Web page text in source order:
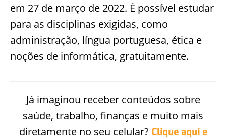
em 27 de março de 2022. É possível estudar
para as disciplinas exigidas, como
administração, língua portuguesa, ética e
noções de informática, gratuitamente.
Já imaginou receber conteúdos sobre
saúde, trabalho, finanças e muito mais
diretamente no seu celular? Clique aqui e